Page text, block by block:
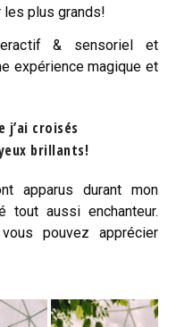
les plus grands!
& sensoriel et
expérience magique et
j’ai croisés
brillants!
apparus durant mon
tout aussi enchanteur.
pouvez apprécier